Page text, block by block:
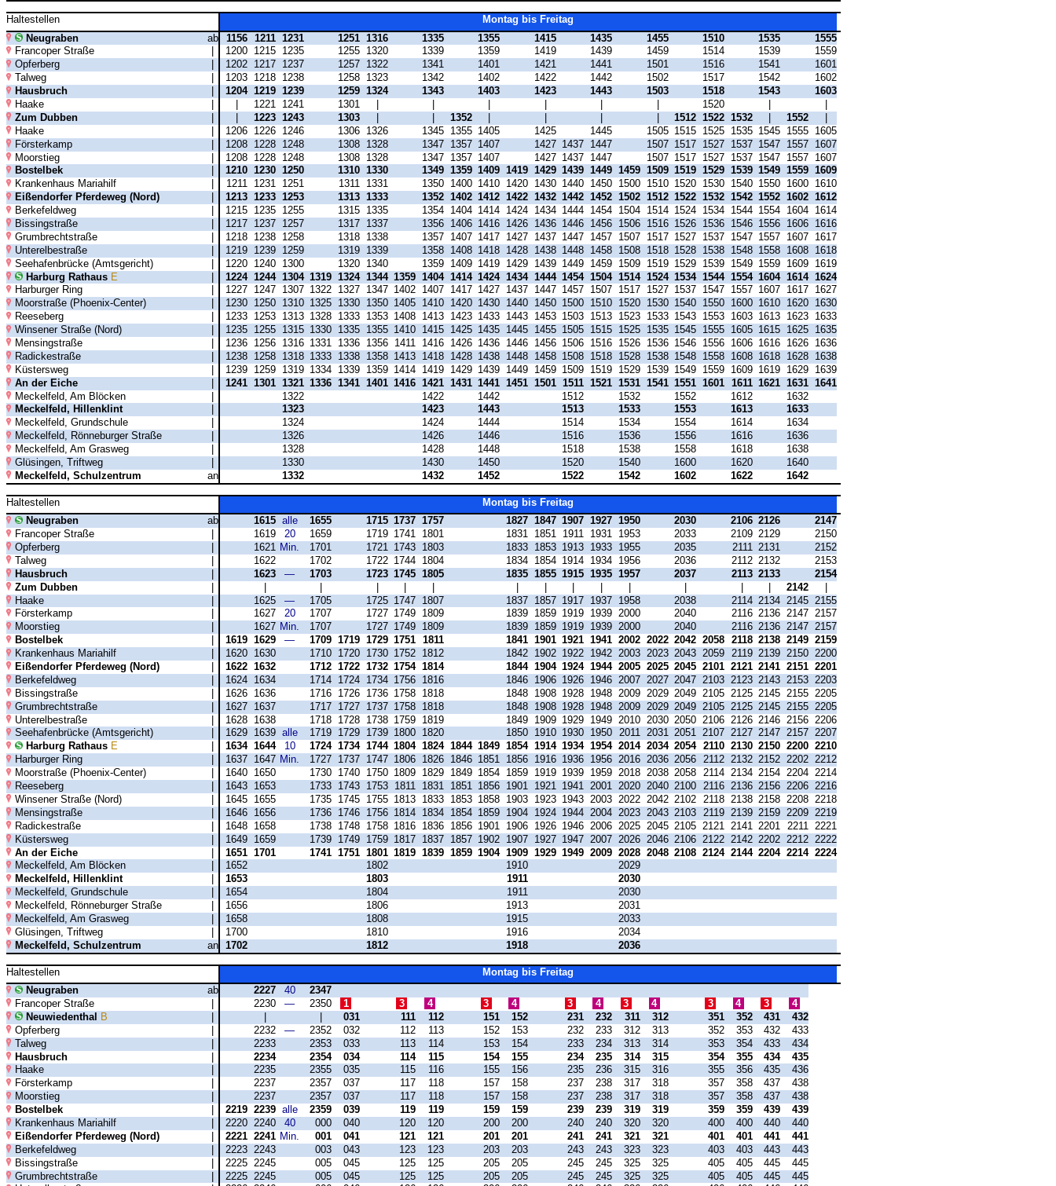
Haltestellen
Montag bis Freitag
Neugraben
ab 1156 1211 1231 1251 1316 1335 1355 1415 1435 1455 1510 1535
1555
Francoper Straße
1200 1215 1235 1255 1320 1339 1359 1419 1439 1459 1514 1539
1559
Opferberg
1202 1217 1237 1257 1322 1341 1401 1421 1441 1501 1516 1541
1601
Talweg
1203 1218 1238 1258 1323 1342 1402 1422 1442 1502 1517 1542
1602
Hausbruch
1204 1219 1239 1259 1324 1343 1403 1423 1443 1503 1518 1543
1603
Haake
1221 1241 1301 1520
Zum Dubben
1223 1243 1303 1352 1512 1522 1532 1552
Haake
| 1206 1226 1246 1306 1326 1345 1355 1405 1425 1445 1505 1515 1525 1535 1545 1555
1605
Försterkamp
| 1208 1228 1248 1308 1328 1347 1357 1407 1427 1437 1447 1507 1517 1527 1537 1547 1557
1607
Moorstieg
| 1208 1228 1248 1308 1328 1347 1357 1407 1427 1437 1447 1507 1517 1527 1537 1547 1557
1607
Bostelbek
1210 1230 1250 1310 1330 1349 1359 1409 1419 1429 1439 1449 1459 1509 1519 1529 1539 1549 1559 1609
Krankenhaus Mariahilf
1211 1231 1251 1311 1331 1350 1400 1410 1420 1430 1440 1450 1500 1510 1520 1530 1540 1550 1600
1610
Eißendorfer Pferdeweg (Nord)
1213 1233 1253 1313 1333 1352 1402 1412 1422 1432 1442 1452 1502 1512 1522 1532 1542 1552 1602 1612
Berkefeldweg
1215 1235 1255 1315 1335 1354 1404 1414 1424 1434 1444 1454 1504 1514 1524 1534 1544 1554 1604
1614
Bissingstraße
1217 1237 1257 1317 1337 1356 1406 1416 1426 1436 1446 1456 1506 1516 1526 1536 1546 1556 1606
1616
Grumbrechtstraße
1218 1238 1258 1318 1338 1357 1407 1417 1427 1437 1447 1457 1507 1517 1527 1537 1547 1557 1607
1617
Unterelbestraße
1219 1239 1259 1319 1339 1358 1408 1418 1428 1438 1448 1458 1508 1518 1528 1538 1548 1558 1608
1618
Seehafenbrücke (Amtsgericht)
| 1220 1240 1300 1320 1340 1359 1409 1419 1429 1439 1449 1459 1509 1519 1529 1539 1549 1559 1609
1619
Harburg Rathaus E | 1224 1244 1304 1319 1324 1344 1359 1404 1414 1424 1434 1444 1454 1504 1514 1524 1534 1544 1554 1604 1614 1624
Harburger Ring
1227 1247 1307 1322 1327 1347 1402 1407 1417 1427 1437 1447 1457 1507 1517 1527 1537 1547 1557 1607 1617
1627
Moorstraße (Phoenix-Center)
1230 1250 1310 1325 1330 1350 1405 1410 1420 1430 1440 1450 1500 1510 1520 1530 1540 1550 1600 1610 1620
1630
Reeseberg
1233 1253 1313 1328 1333 1353 1408 1413 1423 1433 1443 1453 1503 1513 1523 1533 1543 1553 1603 1613 1623
1633
Winsener Straße (Nord)
1235 1255 1315 1330 1335 1355 1410 1415 1425 1435 1445 1455 1505 1515 1525 1535 1545 1555 1605 1615 1625
1635
Mensingstraße
1236 1256 1316 1331 1336 1356 1411 1416 1426 1436 1446 1456 1506 1516 1526 1536 1546 1556 1606 1616 1626
1636
Radickestraße
1238 1258 1318 1333 1338 1358 1413 1418 1428 1438 1448 1458 1508 1518 1528 1538 1548 1558 1608 1618 1628
1638
Küstersweg
1239 1259 1319 1334 1339 1359 1414 1419 1429 1439 1449 1459 1509 1519 1529 1539 1549 1559 1609 1619 1629
1639
An der Eiche
| 1241 1301 1321 1336 1341 1401 1416 1421 1431 1441 1451 1501 1511 1521 1531 1541 1551 1601 1611 1621 1631 1641
Meckelfeld, Am Blöcken
| 1322 1422 1442 1512 1532 1552 1612
1632
Meckelfeld, Hillenklint
1323 1423 1443 1513 1533 1553 1613
1633
Meckelfeld, Grundschule
1324 1424 1444 1514 1534 1554 1614
1634
Meckelfeld, Rönneburger Straße
1326 1426 1446 1516 1536 1556 1616
1636
Meckelfeld, Am Grasweg
1328 1428 1448 1518 1538 1558 1618
1638
Glüsingen, Triftweg
1330 1430 1450 1520 1540 1600 1620
1640
Meckelfeld, Schulzentrum
an 1332 1432 1452 1522 1542 1602 1622 1642
Haltestellen
Montag bis Freitag
Neugraben
ab 1615 alle 1655 1715 1737 1757 1827 1847 1907 1927 1950 2030 2106 2126
2147
Francoper Straße
1619 20 1659 1719 1741 1801 1831 1851 1911 1931 1953 2033 2109 2129
2150
Opferberg
1621 Min. 1701 1721 1743 1803 1833 1853 1913 1933 1955 2035 2111 2131
2152
Talweg
1622 1702 1722 1744 1804 1834 1854 1914 1934 1956 2036 2112 2132
2153
Hausbruch
1623 — 1703 1723 1745 1805 1835 1855 1915 1935 1957 2037 2113 2133
2154
Zum Dubben
| | | | | | | | | | | | | | 2142
|
Haake
| 1625 — 1705 1725 1747 1807 1837 1857 1917 1937 1958 2038 2114 2134 2145
2155
Försterkamp
1627 20 1707 1727 1749 1809 1839 1859 1919 1939 2000 2040 2116 2136 2147 2157
Moorstieg
1627 Min. 1707 1727 1749 1809 1839 1859 1919 1939 2000 2040 2116 2136 2147 2157
Bostelbek
1619 1629 — 1709 1719 1729 1751 1811 1841 1901 1921 1941 2002 2022 2042 2058 2118 2138 2149 2159
Krankenhaus Mariahilf
1620 1630 1710 1720 1730 1752 1812 1842 1902 1922 1942 2003 2023 2043 2059 2119 2139 2150 2200
Eißendorfer Pferdeweg (Nord)
1622 1632 1712 1722 1732 1754 1814 1844 1904 1924 1944 2005 2025 2045 2101 2121 2141 2151 2201
Berkefeldweg
1624 1634 1714 1724 1734 1756 1816 1846 1906 1926 1946 2007 2027 2047 2103 2123 2143 2153
2203
Bissingstraße
1626 1636 1716 1726 1736 1758 1818 1848 1908 1928 1948 2009 2029 2049 2105 2125 2145 2155
2205
Grumbrechtstraße
| 1627 1637 1717 1727 1737 1758 1818 1848 1908 1928 1948 2009 2029 2049 2105 2125 2145 2155
2205
Unterelbestraße
| 1628 1638 1718 1728 1738 1759 1819 1849 1909 1929 1949 2010 2030 2050 2106 2126 2146 2156
2206
Seehafenbrücke (Amtsgericht)
1629 1639 alle 1719 1729 1739 1800 1820 1850 1910 1930 1950 2011 2031 2051 2107 2127 2147 2157 2207
Harburg Rathaus E 1634 1644 10 1724 1734 1744 1804 1824 1844 1849 1854 1914 1934 1954 2014 2034 2054 2110 2130 2150 2200 2210
Harburger Ring
1637 1647 Min. 1727 1737 1747 1806 1826 1846 1851 1856 1916 1936 1956 2016 2036 2056 2112 2132 2152 2202 2212
Moorstraße (Phoenix-Center)
1640 1650 1730 1740 1750 1809 1829 1849 1854 1859 1919 1939 1959 2018 2038 2058 2114 2134 2154 2204 2214
Reeseberg
1643 1653 1733 1743 1753 1811 1831 1851 1856 1901 1921 1941 2001 2020 2040 2100 2116 2136 2156 2206 2216
Winsener Straße (Nord)
1645 1655 1735 1745 1755 1813 1833 1853 1858 1903 1923 1943 2003 2022 2042 2102 2118 2138 2158 2208
2218
Mensingstraße
1646 1656 1736 1746 1756 1814 1834 1854 1859 1904 1924 1944 2004 2023 2043 2103 2119 2139 2159 2209
2219
Radickestraße
| 1648 1658 1738 1748 1758 1816 1836 1856 1901 1906 1926 1946 2006 2025 2045 2105 2121 2141 2201 2211
2221
Küstersweg
| 1649 1659 1739 1749 1759 1817 1837 1857 1902 1907 1927 1947 2007 2026 2046 2106 2122 2142 2202 2212
2222
An der Eiche
| 1651 1701 1741 1751 1801 1819 1839 1859 1904 1909 1929 1949 2009 2028 2048 2108 2124 2144 2204 2214 2224
Meckelfeld, Am Blöcken
1652 1802 1910
2029
Meckelfeld, Hillenklint
1653 1803 1911
2030
Meckelfeld, Grundschule
1654 1804 1911
2030
Meckelfeld, Rönneburger Straße
1656 1806 1913
2031
Meckelfeld, Am Grasweg
1658 1808 1915
2033
Glüsingen, Triftweg
1700 1810 1916
2034
Meckelfeld, Schulzentrum
an 1702 1812 1918 2036
Haltestellen
Montag bis Freitag
Neugraben
ab 2227 40
2347
Francoper Straße
2230 — 2350 1 3 4 3 4 3 4 3 4 3 4 3
4
Neuwiedenthal
B 031 111 112 151 152 231 232 311 312 351 352 431
432
Opferberg
2232 — 2352 032 112 113 152 153 232 233 312 313 352 353 432
433
Talweg
| 2233 2353 033 113 114 153 154 233 234 313 314 353 354 433
434
Hausbruch
| 2234 2354 034 114 115 154 155 234 235 314 315 354 355 434
435
Haake
2235 2355 035 115 116 155 156 235 236 315 316 355 356 435
436
Försterkamp
2237 2357 037 117 118 157 158 237 238 317 318 357 358 437
438
Moorstieg
2237 2357 037 117 118 157 158 237 238 317 318 357 358 437
438
Bostelbek
2219 2239 alle 2359 039 119 119 159 159 239 239 319 319 359 359 439
439
Krankenhaus Mariahilf
2220 2240 40 000 040 120 120 200 200 240 240 320 320 400 400 440
440
Eißendorfer Pferdeweg (Nord)
2221 2241 Min. 001 041 121 121 201 201 241 241 321 321 401 401 441
441
Berkefeldweg
2223 2243 003 043 123 123 203 203 243 243 323 323 403 403 443
443
Bissingstraße
| 2225 2245 005 045 125 125 205 205 245 245 325 325 405 405 445
445
Grumbrechtstraße
| 2225 2245 005 045 125 125 205 205 245 245 325 325 405 405 445
445